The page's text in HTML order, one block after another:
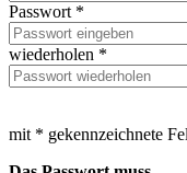
Passwort *
wiederholen *
mit * gekennzeichnete